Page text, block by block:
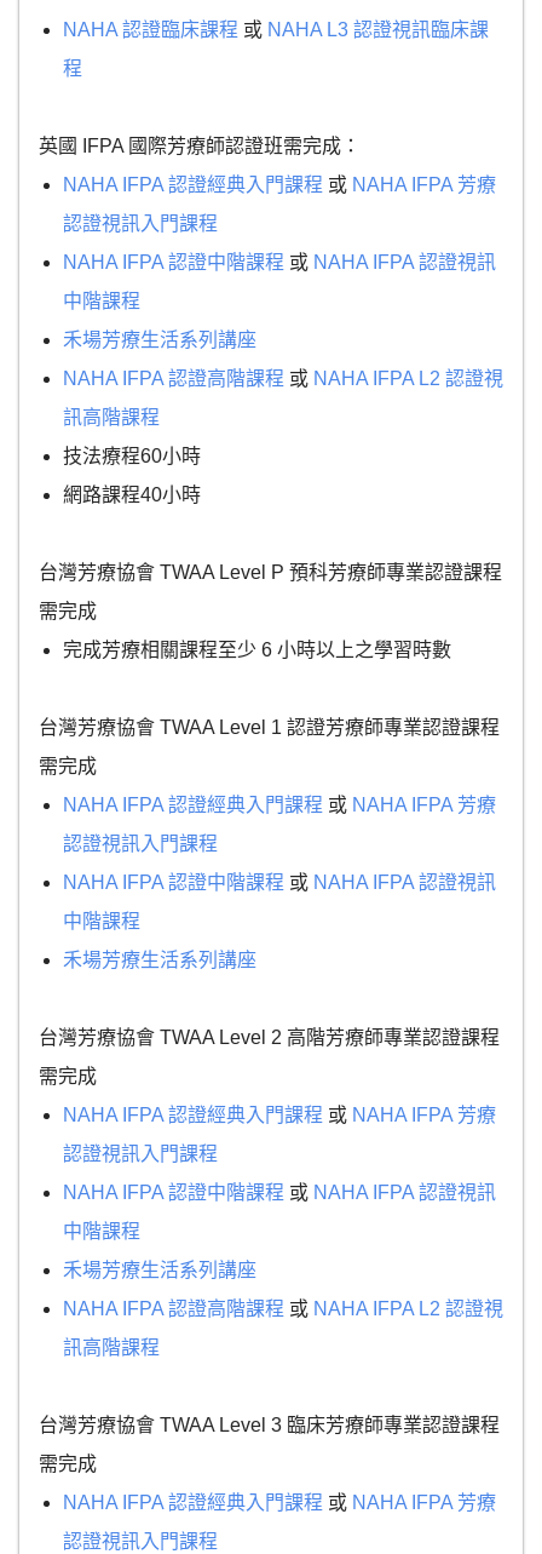
NAHA 認證臨床課程 或 NAHA L3 認證視訊臨床課
程
英國 IFPA 國際芳療師認證班需完成：
NAHA IFPA 認證經典入門課程 或 NAHA IFPA 芳療
認證視訊入門課程
NAHA IFPA 認證中階課程 或 NAHA IFPA 認證視訊
中階課程
禾場芳療生活系列講座
NAHA IFPA 認證高階課程 或 NAHA IFPA L2 認證視
訊高階課程
技法療程60小時
網路課程40小時
台灣芳療協會 TWAA Level P 預科芳療師專業認證課程
需完成
完成芳療相關課程至少 6 小時以上之學習時數
台灣芳療協會 TWAA Level 1 認證芳療師專業認證課程
需完成
NAHA IFPA 認證經典入門課程 或 NAHA IFPA 芳療
認證視訊入門課程
NAHA IFPA 認證中階課程 或 NAHA IFPA 認證視訊
中階課程
禾場芳療生活系列講座
台灣芳療協會 TWAA Level 2 高階芳療師專業認證課程
需完成
NAHA IFPA 認證經典入門課程 或 NAHA IFPA 芳療
認證視訊入門課程
NAHA IFPA 認證中階課程 或 NAHA IFPA 認證視訊
中階課程
禾場芳療生活系列講座
NAHA IFPA 認證高階課程 或 NAHA IFPA L2 認證視
訊高階課程
台灣芳療協會 TWAA Level 3 臨床芳療師專業認證課程
需完成
NAHA IFPA 認證經典入門課程 或 NAHA IFPA 芳療
認證視訊入門課程